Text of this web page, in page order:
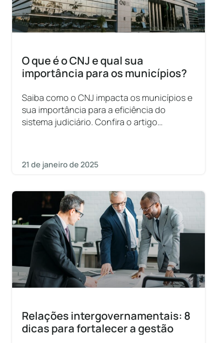
O que é o CNJ e qual sua
importância para os municípios?
Saiba como o CNJ impacta os municípios e
sua importância para a eficiência do
sistema judiciário. Confira o artigo
21 de janeiro de 2025
Relações intergovernamentais: 8
dicas para fortalecer a gestão